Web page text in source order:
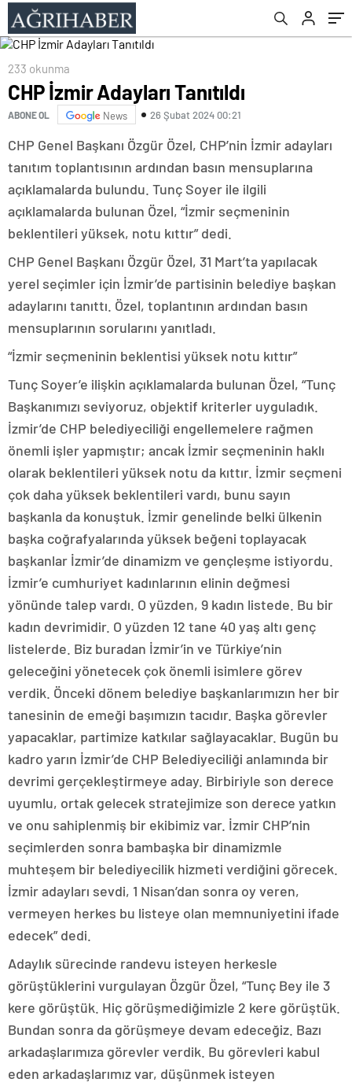
233 okunma
CHP İzmir Adayları Tanıtıldı
ABONE OL News 26 Şubat 2024 00:21
CHP Genel Başkanı Özgür Özel, CHP’nin İzmir adayları
tanıtım toplantısının ardından basın mensuplarına
açıklamalarda bulundu. Tunç Soyer ile ilgili
açıklamalarda bulunan Özel, “İzmir seçmeninin
beklentileri yüksek, notu kıttır” dedi.
CHP Genel Başkanı Özgür Özel, 31 Mart’ta yapılacak
yerel seçimler için İzmir’de partisinin belediye başkan
adaylarını tanıttı. Özel, toplantının ardından basın
mensuplarının sorularını yanıtladı.
“İzmir seçmeninin beklentisi yüksek notu kıttır”
Tunç Soyer’e ilişkin açıklamalarda bulunan Özel, “Tunç
Başkanımızı seviyoruz, objektif kriterler uyguladık.
İzmir’de CHP belediyeciliği engellemelere rağmen
önemli işler yapmıştır; ancak İzmir seçmeninin haklı
olarak beklentileri yüksek notu da kıttır. İzmir seçmeni
çok daha yüksek beklentileri vardı, bunu sayın
başkanla da konuştuk. İzmir genelinde belki ülkenin
başka coğrafyalarında yüksek beğeni toplayacak
başkanlar İzmir’de dinamizm ve gençleşme istiyordu.
İzmir’e cumhuriyet kadınlarının elinin değmesi
yönünde talep vardı. O yüzden, 9 kadın listede. Bu bir
kadın devrimidir. O yüzden 12 tane 40 yaş altı genç
listelerde. Biz buradan İzmir’in ve Türkiye’nin
geleceğini yönetecek çok önemli isimlere görev
verdik. Önceki dönem belediye başkanlarımızın her bir
tanesinin de emeği başımızın tacıdır. Başka görevler
yapacaklar, partimize katkılar sağlayacaklar. Bugün bu
kadro yarın İzmir’de CHP Belediyeciliği anlamında bir
devrimi gerçekleştirmeye aday. Birbiriyle son derece
uyumlu, ortak gelecek stratejimize son derece yatkın
ve onu sahiplenmiş bir ekibimiz var. İzmir CHP’nin
seçimlerden sonra bambaşka bir dinamizmle
muhteşem bir belediyecilik hizmeti verdiğini görecek.
İzmir adayları sevdi, 1 Nisan’dan sonra oy veren,
vermeyen herkes bu listeye olan memnuniyetini ifade
edecek” dedi.
Adaylık sürecinde randevu isteyen herkesle
görüştüklerini vurgulayan Özgür Özel, “Tunç Bey ile 3
kere görüştük. Hiç görüşmediğimizle 2 kere görüştük.
Bundan sonra da görüşmeye devam edeceğiz. Bazı
arkadaşlarımıza görevler verdik. Bu görevleri kabul
eden arkadaşlarımız var, düşünmek isteyen
edilmemelidir”